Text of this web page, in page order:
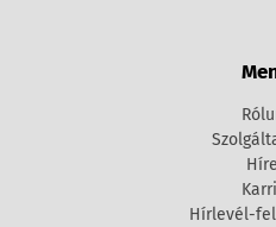
Hírlevél-